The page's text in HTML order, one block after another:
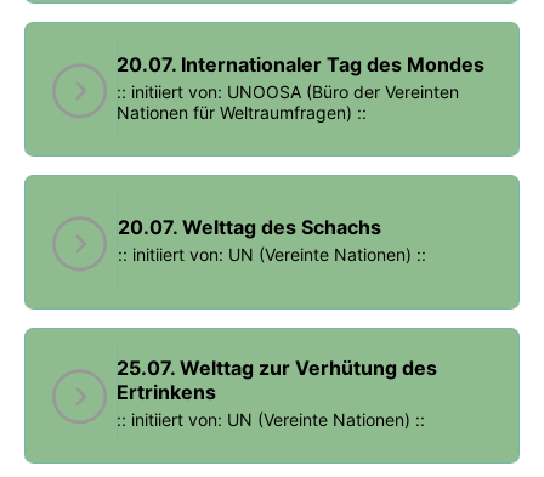
20.07. Internationaler Tag des Mondes
:: initiiert von: UNOOSA (Büro der Vereinten
Nationen für Weltraumfragen) ::
20.07. Welttag des Schachs
:: initiiert von: UN (Vereinte Nationen) ::
25.07. Welttag zur Verhütung des
Ertrinkens
:: initiiert von: UN (Vereinte Nationen) ::